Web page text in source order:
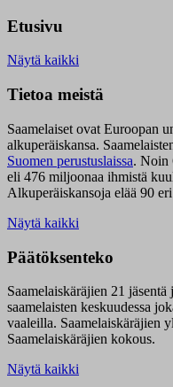
Etusivu
Näytä kaikki
Tietoa meistä
Saamelaiset ovat Euroopan
alkuperäiskansa.
Suomen perustuslaissa. Noin
eli 476 miljoonaa ihmistä
Alkuperäiskansoja elää 90
Näytä kaikki
Päätöksenteko
Saamelaiskäräjien 21
saamelaisten keskuudessa
vaaleilla. Saamelaiskäräjien
Saamelaiskäräjien kokous.
Näytä kaikki